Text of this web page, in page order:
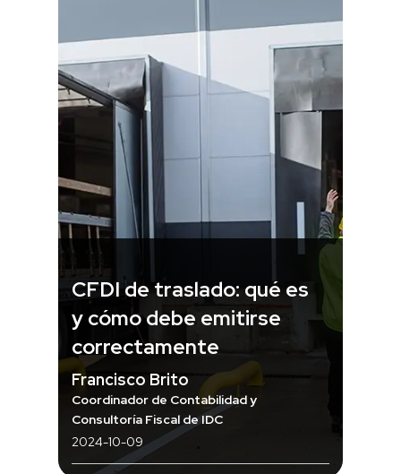
CFDI de traslado: qué es
y cómo debe emitirse
correctamente
Francisco Brito
Coordinador de Contabilidad y
Consultoría Fiscal de IDC
2024-10-09